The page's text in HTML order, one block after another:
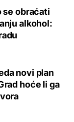
se obraćati
alkohol:
novi plan
hoće li ga